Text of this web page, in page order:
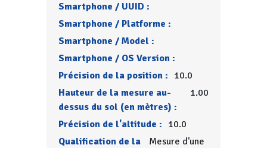
Smartphone / UUID :
Smartphone / Platforme :
Smartphone / Model :
Smartphone / OS Version :
Précision de la position : 10.0
Hauteur de la mesure au-
dessus du sol (en mètres) :
1.00
Précision de l'altitude : 10.0
Qualification de la
Mesure d'une